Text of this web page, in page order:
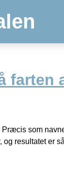
farten
Præcis som
og resultatet er